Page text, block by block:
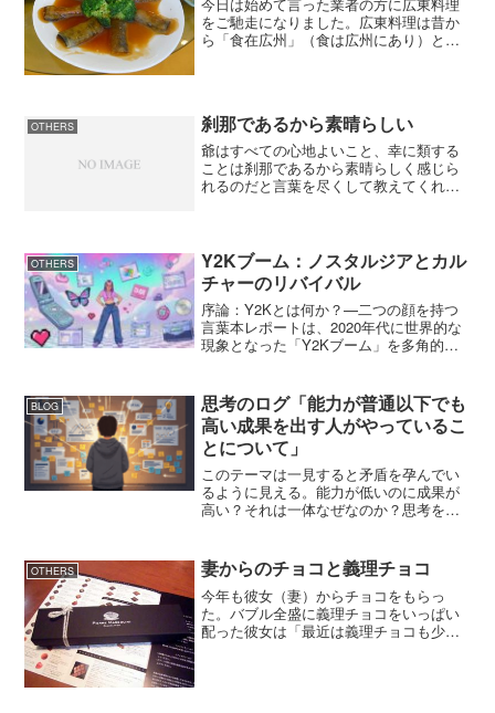
をご馳走になりました。広東料理は昔か
ら「食在広州」（食は広州にあり）とい
プ、ウナギの様な魚のフライ...
OTHERS 刹那であるから素晴らしい
爺はすべての心地よいこと、幸に類する
ことは刹那であるから素晴らしく感じら
れるのだと言葉を尽くして教えてくれ
ある。旨いものも喉をすぎれ...
OTHERS
Y2Kブーム：ノスタルジアとカル
チャーのリバイバル
序論：Y2Kとは何か？—二つの顔を持つ
言葉本レポートは、2020年代に世界的な
現象となった「Y2Kブーム」を多角的に
る。Y2Kという言葉は、今日、二つの全
く異なる、しか...
BLOG
思考のログ「能力が普通以下でも
高い成果を出す人がやっているこ
とについて」
このテーマは一見すると矛盾を孕んでい
るように見える。能力が低いのに成果が
高い？それは一体なぜなのか？思考を進
むしろ、環境適応力や再現性のある行動
パターン、そして「成果を...
OTHERS 妻からのチョコと義理チョコ
今年も彼女（妻）からチョコをもらっ
た。バブル全盛に義理チョコをいっぱい
配った彼女は「最近は義理チョコも少な